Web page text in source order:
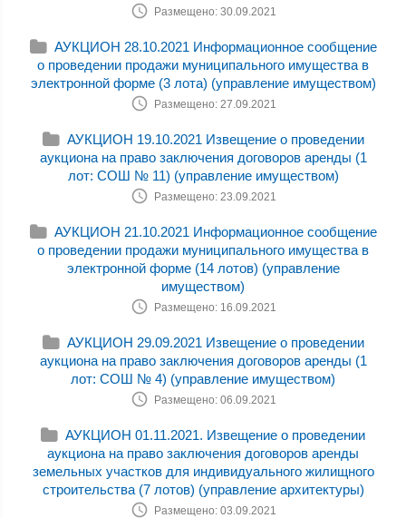
Размещено: 30.09.2021
АУКЦИОН 28.10.2021 Информационное сообщение
о проведении продажи муниципального имущества в
электронной форме (3 лота) (управление имуществом)
Размещено: 27.09.2021
АУКЦИОН 19.10.2021 Извещение о проведении
аукциона на право заключения договоров аренды (1
лот: СОШ № 11) (управление имуществом)
Размещено: 23.09.2021
АУКЦИОН 21.10.2021 Информационное сообщение
о проведении продажи муниципального имущества в
электронной форме (14 лотов) (управление
имуществом)
Размещено: 16.09.2021
АУКЦИОН 29.09.2021 Извещение о проведении
аукциона на право заключения договоров аренды (1
лот: СОШ № 4) (управление имуществом)
Размещено: 06.09.2021
АУКЦИОН 01.11.2021. Извещение о проведении
аукциона на право заключения договоров аренды
земельных участков для индивидуального жилищного
строительства (7 лотов) (управление архитектуры)
Размещено: 03.09.2021